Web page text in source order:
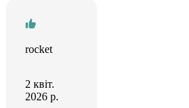
rocket
2 квіт.
2026 р.